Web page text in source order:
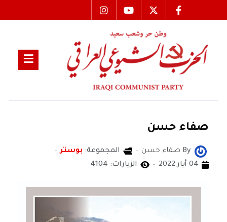
صفاء حسن
By صفاء حسن المجموعة: بوستر
04 أيار 2022
الزيارات: 4104